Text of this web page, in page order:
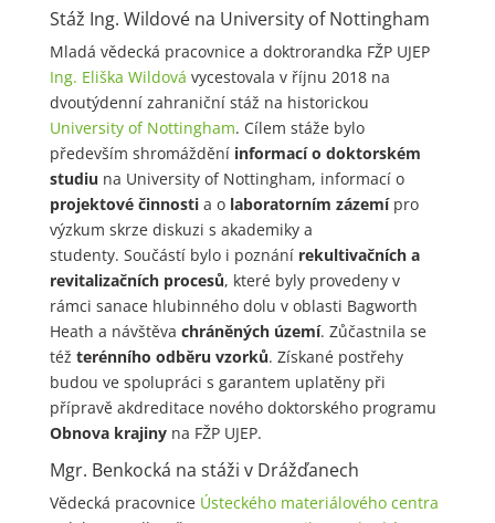
Stáž Ing. Wildové na University of Nottingham
Mladá vědecká pracovnice a doktrorandka FŽP UJEP
Ing. Eliška Wildová vycestovala v říjnu 2018 na
dvoutýdenní zahraniční stáž na historickou
University of Nottingham. Cílem stáže bylo
především shromáždění informací o doktorském
studiu na University of Nottingham, informací o
projektové činnostia o laboratorním zázemípro
výzkum skrze diskuzi s akademiky a
studenty. Součástí bylo i poznání rekultivačních a
revitalizačních procesů, které byly provedeny v
rámci sanace hlubinného dolu v oblasti Bagworth
Heath a návštěva chráněných území. Zůčastnila se
též terénního odběru vzorků. Získané postřehy
budou ve spolupráci s garantem uplatěny při
přípravě akdreditace nového doktorského programu
Obnova krajinyna FŽP UJEP.
Mgr. Benkocká na stáži v Drážďanech
Vědecká pracovnice Ústeckého materiálového centra